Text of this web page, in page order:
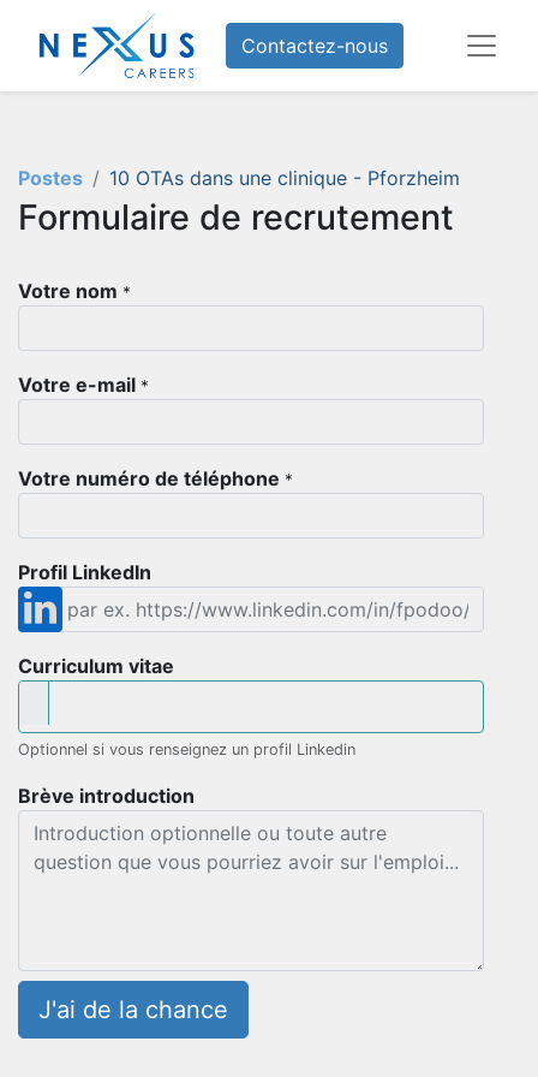
Contactez-nous
Postes 10 OTAs dans une clinique - Pforzheim
Formulaire de recrutement
Votre nom *
Votre e-mail *
Votre numéro de téléphone *
Profil LinkedIn
Curriculum vitae
Optionnel si vous renseignez un profil Linkedin
Brève introduction
J'ai de la chance